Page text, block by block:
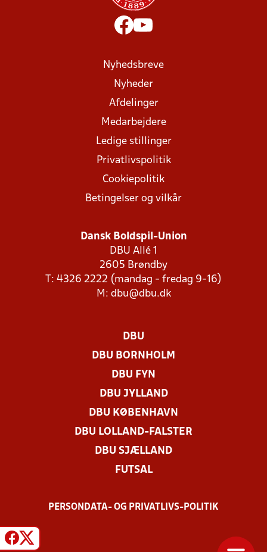
Nyhedsbreve
Nyheder
Afdelinger
Medarbejdere
Ledige stillinger
Privatlivspolitik
Cookiepolitik
Betingelser og vilkår
Dansk Boldspil-Union
DBU Allé 1
2605 Brøndby
T: 4326 2222 (mandag - fredag 9-16)
M: dbu@dbu.dk
DBU
DBU BORNHOLM
DBU FYN
DBU JYLLAND
DBU KØBENHAVN
DBU LOLLAND-FALSTER
DBU SJÆLLAND
FUTSAL
PERSONDATA- OG PRIVATLIVS-POLITIK